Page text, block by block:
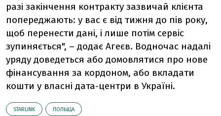
разі закінчення контракту зазвичай клієнта
попереджають: у вас є від тижня до пів року,
щоб перенести дані, і лише потім сервіс
зупиняється", – додає Агеєв. Водночас надалі
уряду доведеться або домовлятися про нове
фінансування за кордоном, або вкладати
кошти у власні дата-центри в Україні.
STARLINK ПОЛЬЩА